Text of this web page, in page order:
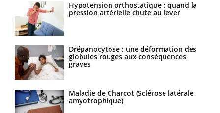
Hypotension orthostatique : quand la
pression artérielle chute au lever
Drépanocytose : une déformation des
globules rouges aux conséquences
graves
Maladie de Charcot (Sclérose latérale
amyotrophique)